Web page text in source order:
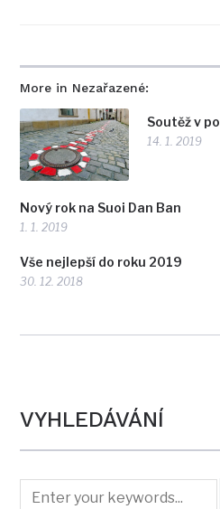
More in Nezařazené:
Soutěž v
14. 1. 2019
Nový rok na Suoi Dan Ban
1. 1. 2019
Vše nejlepší do roku 2019
30. 12. 2018
VYHLEDÁVÁNÍ